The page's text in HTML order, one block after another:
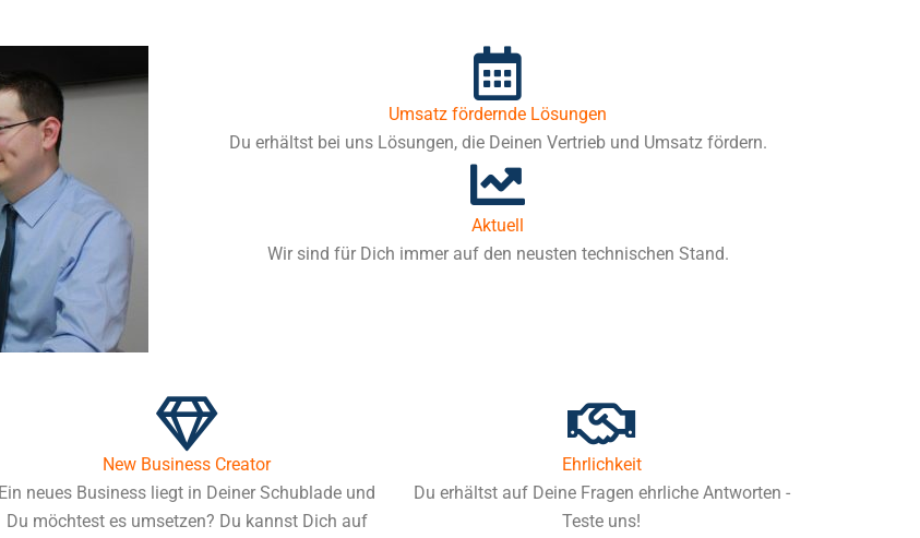
Umsatz fördernde Lösungen
Du erhältst bei uns Lösungen, die Deinen Vertrieb und Umsatz fördern.
Aktuell
Wir sind für Dich immer auf den neusten technischen Stand.
New Business Creator
Ein neues Business liegt in Deiner Schublade und
Du möchtest es umsetzen? Du kannst Dich auf
Ehrlichkeit
Du erhältst auf Deine Fragen ehrliche Antworten -
Teste uns!